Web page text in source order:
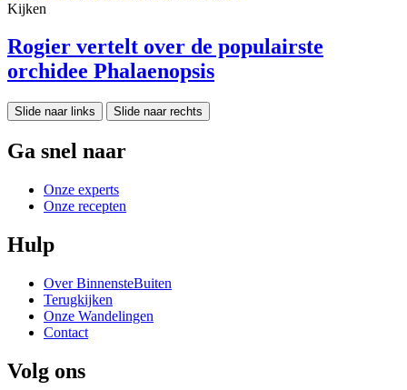
Kijken
Rogier vertelt over de populairste
orchidee Phalaenopsis
Slide naar links Slide naar rechts
Ga snel naar
Onze experts
Onze recepten
Hulp
Over BinnensteBuiten
Terugkijken
Onze Wandelingen
Contact
Volg ons